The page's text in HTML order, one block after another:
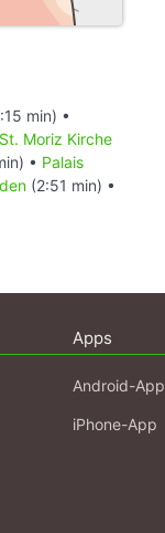
min) •
St. Moriz Kirche
• Palais
(2:51 min) •
Apps
Android-App
iPhone-App